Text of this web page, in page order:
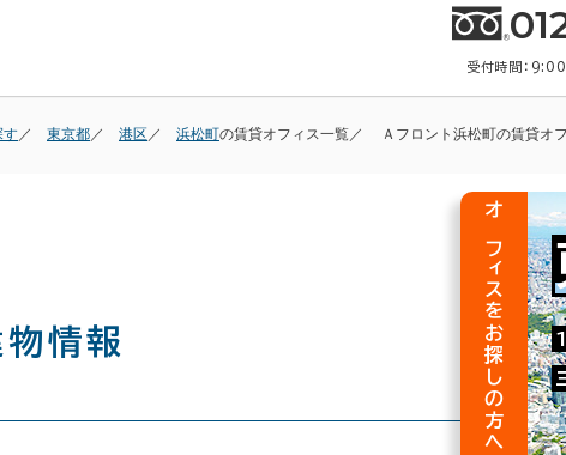
受付時間：
す 東京都 港区 浜松町の賃貸オフィス一覧 Ａフロント浜松町の賃貸オ
情報 オフィスをお探しの方へ